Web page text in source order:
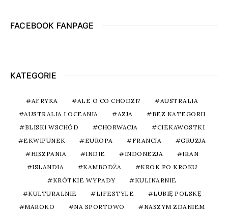
FACEBOOK FANPAGE
KATEGORIE
AFRYKA ALE O CO CHODZI?
AUSTRALIA
AUSTRALIA I OCEANIA
AZJA
BEZ KATEGORII
BLISKI WSCHÓD
CHORWACJA
CIEKAWOSTKI
EKWIPUNEK
EUROPA FRANCJA
GRUZJA
HISZPANIA
INDIE INDONEZJA
IRAN
ISLANDIA
KAMBODŻA
KROK PO KROKU
KRÓTKIE WYPADY
KULINARNIE
KULTURALNIE
LIFESTYLE
LUBIĘ POLSKĘ
MAROKO
NA SPORTOWO
NASZYM ZDANIEM